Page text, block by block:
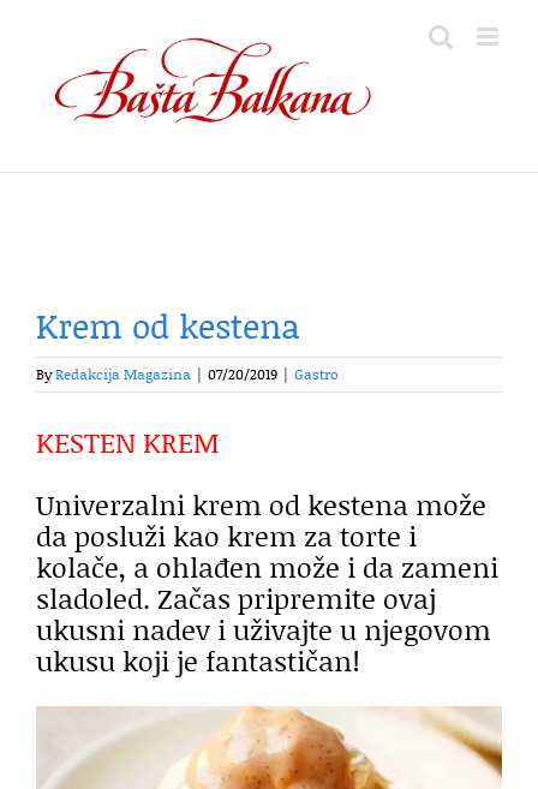
content
Krem od kestena
ByRedakcija Magazina 07/20/2019 Gastro
KESTEN KREM
Univerzalni krem od kestena može
da posluži kao krem za torte i
kolače, a ohlađen može i da zameni
sladoled. Začas pripremite ovaj
ukusni nadev i uživajte u njegovom
ukusu koji je fantastičan!